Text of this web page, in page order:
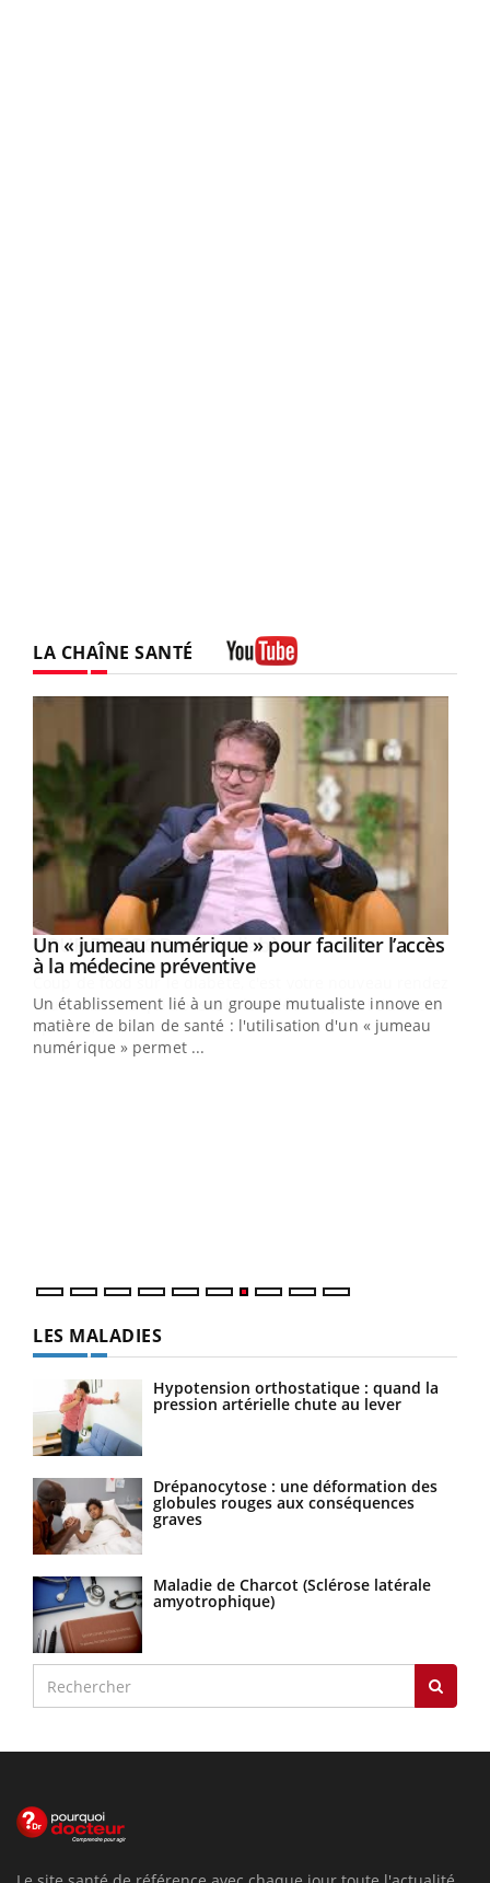
LA CHAÎNE SANTÉ
Youtube
Un « jumeau numérique » pour faciliter l’accès
à la médecine préventiveYoutube
Un établissement lié à un groupe mutualiste innove en
matière de bilan de santé : l'utilisation d'un « jumeau
numérique » permet ...
Youtube
COUP DE FOOD sur le diabèteYoutube
Coup de food sur le diabète, c'est votre nouveau rendez-
vous culinaire qui bouscule les idées reçues ! Dans cet
épisode, une ...
LES MALADIES
Hypotension orthostatique : quand la
pression artérielle chute au lever
Drépanocytose : une déformation des
globules rouges aux conséquences
graves
Maladie de Charcot (Sclérose latérale
amyotrophique)